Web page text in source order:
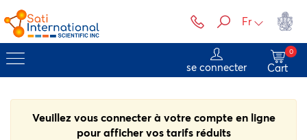
Fr
se connecter Cart
0
Veuillez vous connecter à votre compte en ligne
pour afficher vos tarifs réduits